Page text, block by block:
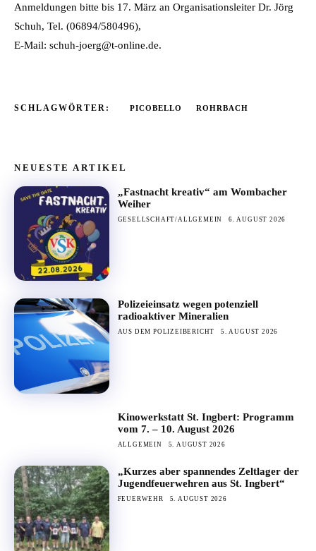
Anmeldungen bitte bis 17. März an Organisationsleiter Dr. Jörg
Schuh, Tel. (06894/580496),
E-Mail: schuh-joerg@t-online.de.
SCHLAGWÖRTER: PICOBELLO ROHRBACH
NEUESTE ARTIKEL
„Fastnacht kreativ“ am Wombacher
Weiher
GESELLSCHAFT/ALLGEMEIN 6. AUGUST 2026
Polizeieinsatz wegen potenziell
radioaktiver Mineralien
AUS DEM POLIZEIBERICHT 5. AUGUST 2026
Kinowerkstatt St. Ingbert: Programm
vom 7. – 10. August 2026
ALLGEMEIN 5. AUGUST 2026
„Kurzes aber spannendes Zeltlager der
Jugendfeuerwehren aus St. Ingbert“
FEUERWEHR 5. AUGUST 2026